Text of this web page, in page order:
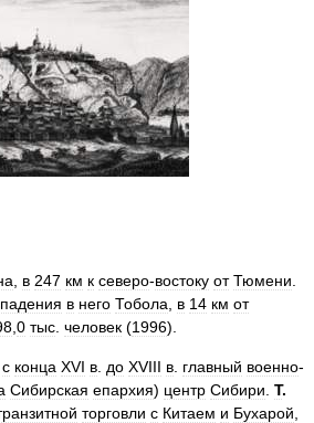
в 247 км к северо-востоку от Тюмени
в него Тобола в 14 км от
0 тыс человек (1996).
с конца XVI в до XVIII в главный военно-
Сибирская епархия) центр Сибири Т.
торговли с Китаем и Бухарой